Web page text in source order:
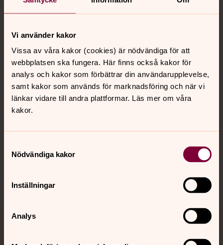
Vi använder kakor
Vissa av våra kakor (cookies) är nödvändiga för att
webbplatsen ska fungera. Här finns också kakor för
analys och kakor som förbättrar din användarupplevelse,
samt kakor som används för marknadsföring och när vi
länkar vidare till andra plattformar. Läs mer om våra
kakor.
Nödvändiga kakor
Inställningar
Analys
Kontakt
Kalender
Hitta snabbt
Sociala kanaler